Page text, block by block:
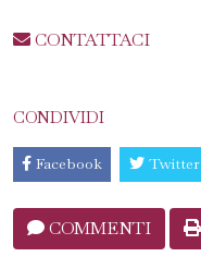
CONTATTACI
CONDIVIDI
Facebook Twitter
COMMENTI